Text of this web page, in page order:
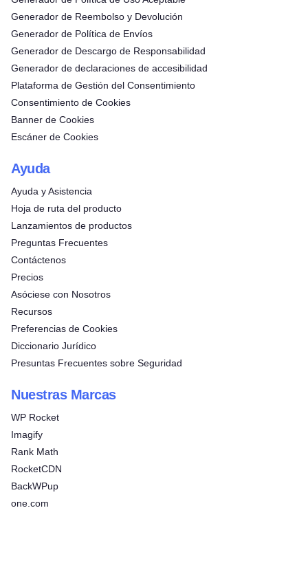
Generador de Reembolso y Devolución
Generador de Política de Envíos
Generador de Descargo de Responsabilidad
Generador de declaraciones de accesibilidad
Plataforma de Gestión del Consentimiento
Consentimiento de Cookies
Banner de Cookies
Escáner de Cookies
Ayuda
Ayuda y Asistencia
Hoja de ruta del producto
Lanzamientos de productos
Preguntas Frecuentes
Contáctenos
Precios
Asóciese con Nosotros
Recursos
Preferencias de Cookies
Diccionario Jurídico
Presuntas Frecuentes sobre Seguridad
Nuestras Marcas
WP Rocket
Imagify
Rank Math
RocketCDN
BackWPup
one.com